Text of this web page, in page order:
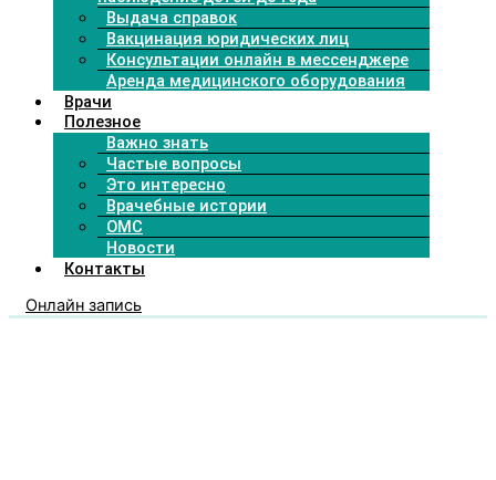
Выдача справок
Вакцинация юридических лиц
Консультации онлайн в мессенджере
Аренда медицинского оборудования
Врачи
Полезное
Важно знать
Частые вопросы
Это интересно
Врачебные истории
ОМС
Новости
Контакты
Онлайн запись